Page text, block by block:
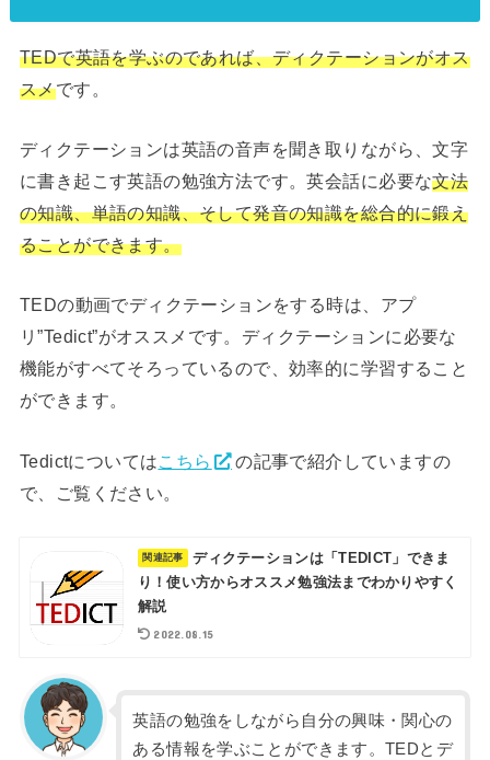
TEDで英語を学ぶのであれば、ディクテーションがオス
スメです。
ディクテーションは英語の音声を聞き取りながら、文字
に書き起こす英語の勉強方法です。英会話に必要な文法
の知識、単語の知識、そして発音の知識を総合的に鍛え
ることができます。
TEDの動画でディクテーションをする時は、アプ
リ”Tedict”がオススメです。ディクテーションに必要な
機能がすべてそろっているので、効率的に学習すること
ができます。
Tedictについてはこちら
の記事で紹介していますの
で、ご覧ください。
ディクテーションは「TEDICT」できま
り！使い方からオススメ勉強法までわかりやすく
解説
2022.08.15
英語の勉強をしながら自分の興味・関心の
ある情報を学ぶことができます。TEDとデ